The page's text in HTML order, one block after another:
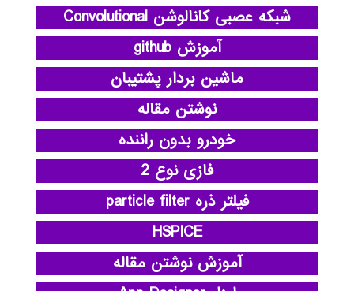
شبکه عصبی کانالوشن Convolutional
آموزش github
ماشین بردار پشتیبان
نوشتن مقاله
خودرو بدون راننده
فازی نوع 2
فیلتر ذره particle filter
HSPICE
آموزش نوشتن مقاله